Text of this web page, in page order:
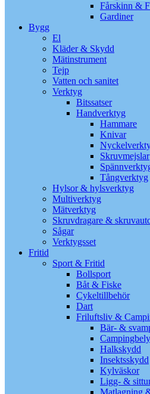
Fårskinn &
Gardiner
Bygg
El
Kläder & Skydd
Mätinstrument
Tejp
Vatten och sanitet
Verktyg
Bitssatser
Handverktyg
Hammare
Knivar
Skruvmejslar
Tångverktyg
Hylsor & hylsverktyg
Multiverktyg
Mätverktyg
Skruvdragare &
Sågar
Verktygsset
Fritid
Sport & Fritid
Bollsport
Båt & Fiske
Cykeltillbehör
Dart
Friluftsliv &
Bär- &
Halkskydd
Insektsskydd
Kylväskor
Ligg- &
Matlagning